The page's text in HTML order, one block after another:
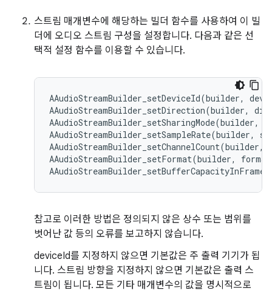
스트림 매개변수에 해당하는 빌더 함수를 사용하여 이 빌
더에 오디오 스트림 구성을 설정합니다. 다음과 같은 선
택적 설정 함수를 이용할 수 있습니다.
AAudioStreamBuilder_setDeviceId(builder,
AAudioStreamBuilder_setDirection(builder,
AAudioStreamBuilder_setSharingMode(builder,
AAudioStreamBuilder_setSampleRate(builder,
AAudioStreamBuilder_setChannelCount(builder,
AAudioStreamBuilder_setFormat(builder,
참고로 이러한 방법은 정의되지 않은 상수 또는 범위를
벗어난 값 등의 오류를 보고하지 않습니다.
deviceId를 지정하지 않으면 기본값은 주 출력 기기가 됩
니다. 스트림 방향을 지정하지 않으면 기본값은 출력 스
트림이 됩니다. 모든 기타 매개변수의 값을 명시적으로